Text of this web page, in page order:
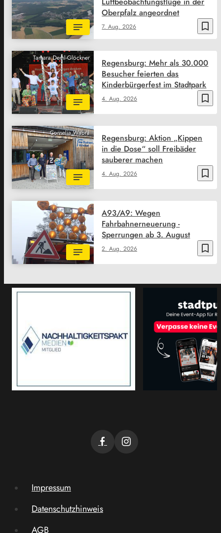
bookmark_border
7. Aug. 2026
Oberpfalz angeordnet
Tamara Deml-Glöckner
bookmark_border
4. Aug. 2026
Regensburg: Mehr als 30.000
Besucher feierten das
Kinderbürgerfest im Stadtpark
Cornelia Wabra
bookmark_border
4. Aug. 2026
Regensburg: Aktion „Kippen
in die Dose“ soll Freibäder
sauberer machen
bookmark_border
2. Aug. 2026
A93/A9: Wegen
Fahrbahnerneuerung -
Sperrungen ab 3. August
Impressum
Datenschutzhinweis
AGB